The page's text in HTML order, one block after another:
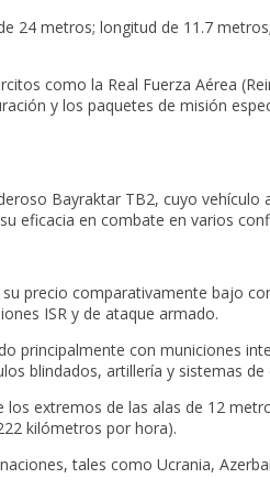
24 metros; longitud de 11.7
como la Real Fuerza Aérea
y los paquetes de misión
Bayraktar TB2, cuyo
eficacia en combate en varios
precio comparativamente bajo
ISR y de ataque armado.
principalmente con municiones
blindados, artillería y sistemas de
extremos de las alas de 12
kilómetros por hora).
tales como Ucrania,